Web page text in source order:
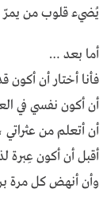
يُضيء قلوب من
أما بعد …
فأنا أختار أن أكون
أن أكون نفسي في
أن أتعلم من
أقبل أن أكون عِبرة
وأن أنهض كل مرة